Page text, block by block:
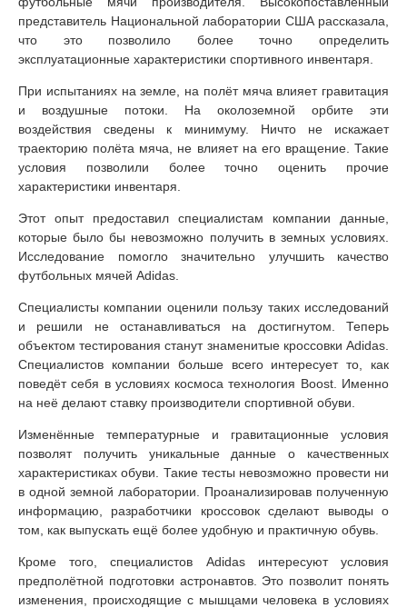
представитель Национальной лаборатории США рассказала,
что это позволило более точно определить
эксплуатационные характеристики спортивного инвентаря.
При испытаниях на земле, на полёт мяча влияет гравитация
и воздушные потоки. На околоземной орбите эти
воздействия сведены к минимуму. Ничто не искажает
траекторию полёта мяча, не влияет на его вращение. Такие
условия позволили более точно оценить прочие
характеристики инвентаря.
Этот опыт предоставил специалистам компании данные,
которые было бы невозможно получить в земных условиях.
Исследование помогло значительно улучшить качество
футбольных мячей Adidas.
Специалисты компании оценили пользу таких исследований
и решили не останавливаться на достигнутом. Теперь
объектом тестирования станут знаменитые кроссовки Adidas.
Специалистов компании больше всего интересует то, как
поведёт себя в условиях космоса технология Boost. Именно
на неё делают ставку производители спортивной обуви.
Изменённые температурные и гравитационные условия
позволят получить уникальные данные о качественных
характеристиках обуви. Такие тесты невозможно провести ни
в одной земной лаборатории. Проанализировав полученную
информацию, разработчики кроссовок сделают выводы о
том, как выпускать ещё более удобную и практичную обувь.
Кроме того, специалистов Adidas интересуют условия
предполётной подготовки астронавтов. Это позволит понять
изменения, происходящие с мышцами человека в условиях